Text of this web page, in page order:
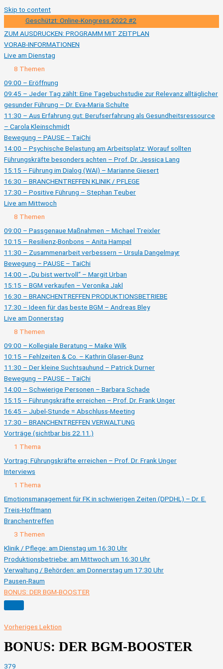
Skip to content
Geschützt: Online-Kongress 2022 #2
ZUM AUSDRUCKEN: PROGRAMM MIT ZEITPLAN
VORAB-INFORMATIONEN
Live am Dienstag
Ausklappen
Live
Dienstag
8 Themen
09:00 – Eröffnung
09:45 – Jeder Tag zählt: Eine Tagebuchstudie zur Relevanz alltäglicher
gesunder Führung – Dr. Eva-Maria Schulte
11:30 – Aus Erfahrung gut: Berufserfahrung als Gesundheitsressource
– Carola Kleinschmidt
Bewegung – PAUSE – TaiChi
14:00 – Psychische Belastung am Arbeitsplatz: Worauf sollten
Führungskräfte besonders achten – Prof. Dr. Jessica Lang
15:15 – Führung im Dialog (WAI) – Marianne Giesert
16:30 – BRANCHENTREFFEN KLINIK / PFLEGE
17:30 – Positive Führung – Stephan Teuber
Live am Mittwoch
Ausklappen
Live
Mittwoch
8 Themen
09:00 – Passgenaue Maßnahmen – Michael Treixler
10:15 – Resilienz-Bonbons – Anita Hampel
11:30 – Zusammenarbeit verbessern – Ursula Dangelmayr
Bewegung – PAUSE – TaiChi
14:00 – „Du bist wertvoll“ – Margit Urban
15:15 – BGM verkaufen – Veronika Jakl
16:30 – BRANCHENTREFFEN PRODUKTIONSBETRIEBE
17:30 – Ideen für das beste BGM – Andreas Bley
Live am Donnerstag
Ausklappen
Live
Donnerstag
8 Themen
09:00 – Kollegiale Beratung – Maike Wilk
10:15 – Fehlzeiten & Co. – Kathrin Glaser-Bunz
11:30 – Der kleine Suchtsauhund – Patrick Durner
Bewegung – PAUSE – TaiChi
14:00 – Schwierige Personen – Barbara Schade
15:15 – Führungskräfte erreichen – Prof. Dr. Frank Unger
16:45 – Jubel-Stunde = Abschluss-Meeting
17:30 – BRANCHENTREFFEN VERWALTUNG
Vorträge (sichtbar bis 22.11.)
Ausklappen
Vorträge
bis
22.11.)
1 Thema
Vortrag: Führungskräfte erreichen – Prof. Dr. Frank Unger
Interviews
Ausklappen
Interviews
1 Thema
Emotionsmanagement für FK in schwierigen Zeiten (DPDHL) – Dr. E.
Treis-Hoffmann
Branchentreffen
Ausklappen
Branchentreffen
3 Themen
Klinik / Pflege: am Dienstag um 16:30 Uhr
Produktionsbetriebe: am Mittwoch um 16:30 Uhr
Verwaltung / Behörden: am Donnerstag um 17:30 Uhr
Pausen-Raum
BONUS: DER BGM-BOOSTER
Vorheriges Lektion
BONUS: DER BGM-BOOSTER
379